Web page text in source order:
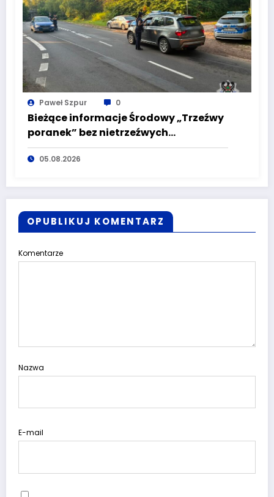
Paweł Szpur 0
Bieżące informacje Środowy „Trzeźwy
poranek” bez nietrzeźwych
kierujących! To cieszy!
05.08.2026
OPUBLIKUJ KOMENTARZ
Komentarze
Nazwa
E-mail